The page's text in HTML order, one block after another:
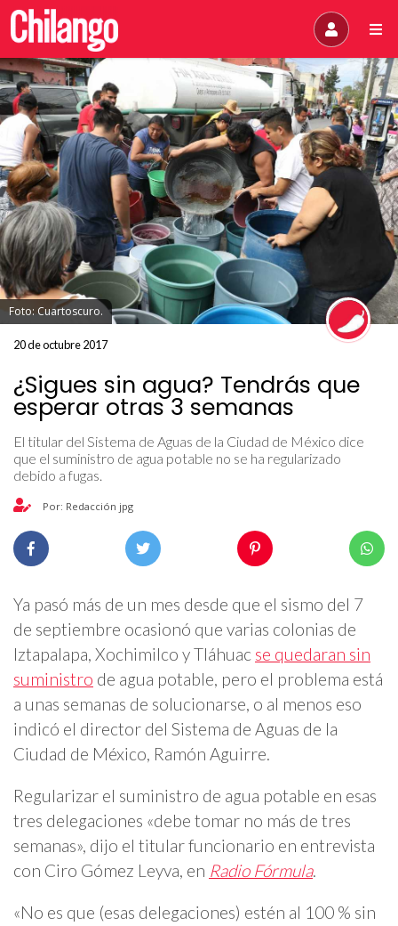
Foto: Cuartoscuro.
20 de octubre 2017
¿Sigues sin agua? Tendrás que
esperar otras 3 semanas
El titular del Sistema de Aguas de la Ciudad de México dice
que el suministro de agua potable no se ha regularizado
debido a fugas.
Por: Redacción jpg
Ya pasó más de un mes desde que el sismo del 7
de septiembre ocasionó que varias colonias de
Iztapalapa, Xochimilco y Tláhuac se quedaran sin
suministro de agua potable, pero el problema está
a unas semanas de solucionarse, o al menos eso
indicó el director del Sistema de Aguas de la
Ciudad de México, Ramón Aguirre.
Regularizar el suministro de agua potable en esas
tres delegaciones «debe tomar no más de tres
semanas», dijo el titular funcionario en entrevista
con Ciro Gómez Leyva, en Radio Fórmula.
«No es que (esas delegaciones) estén al 100 % sin